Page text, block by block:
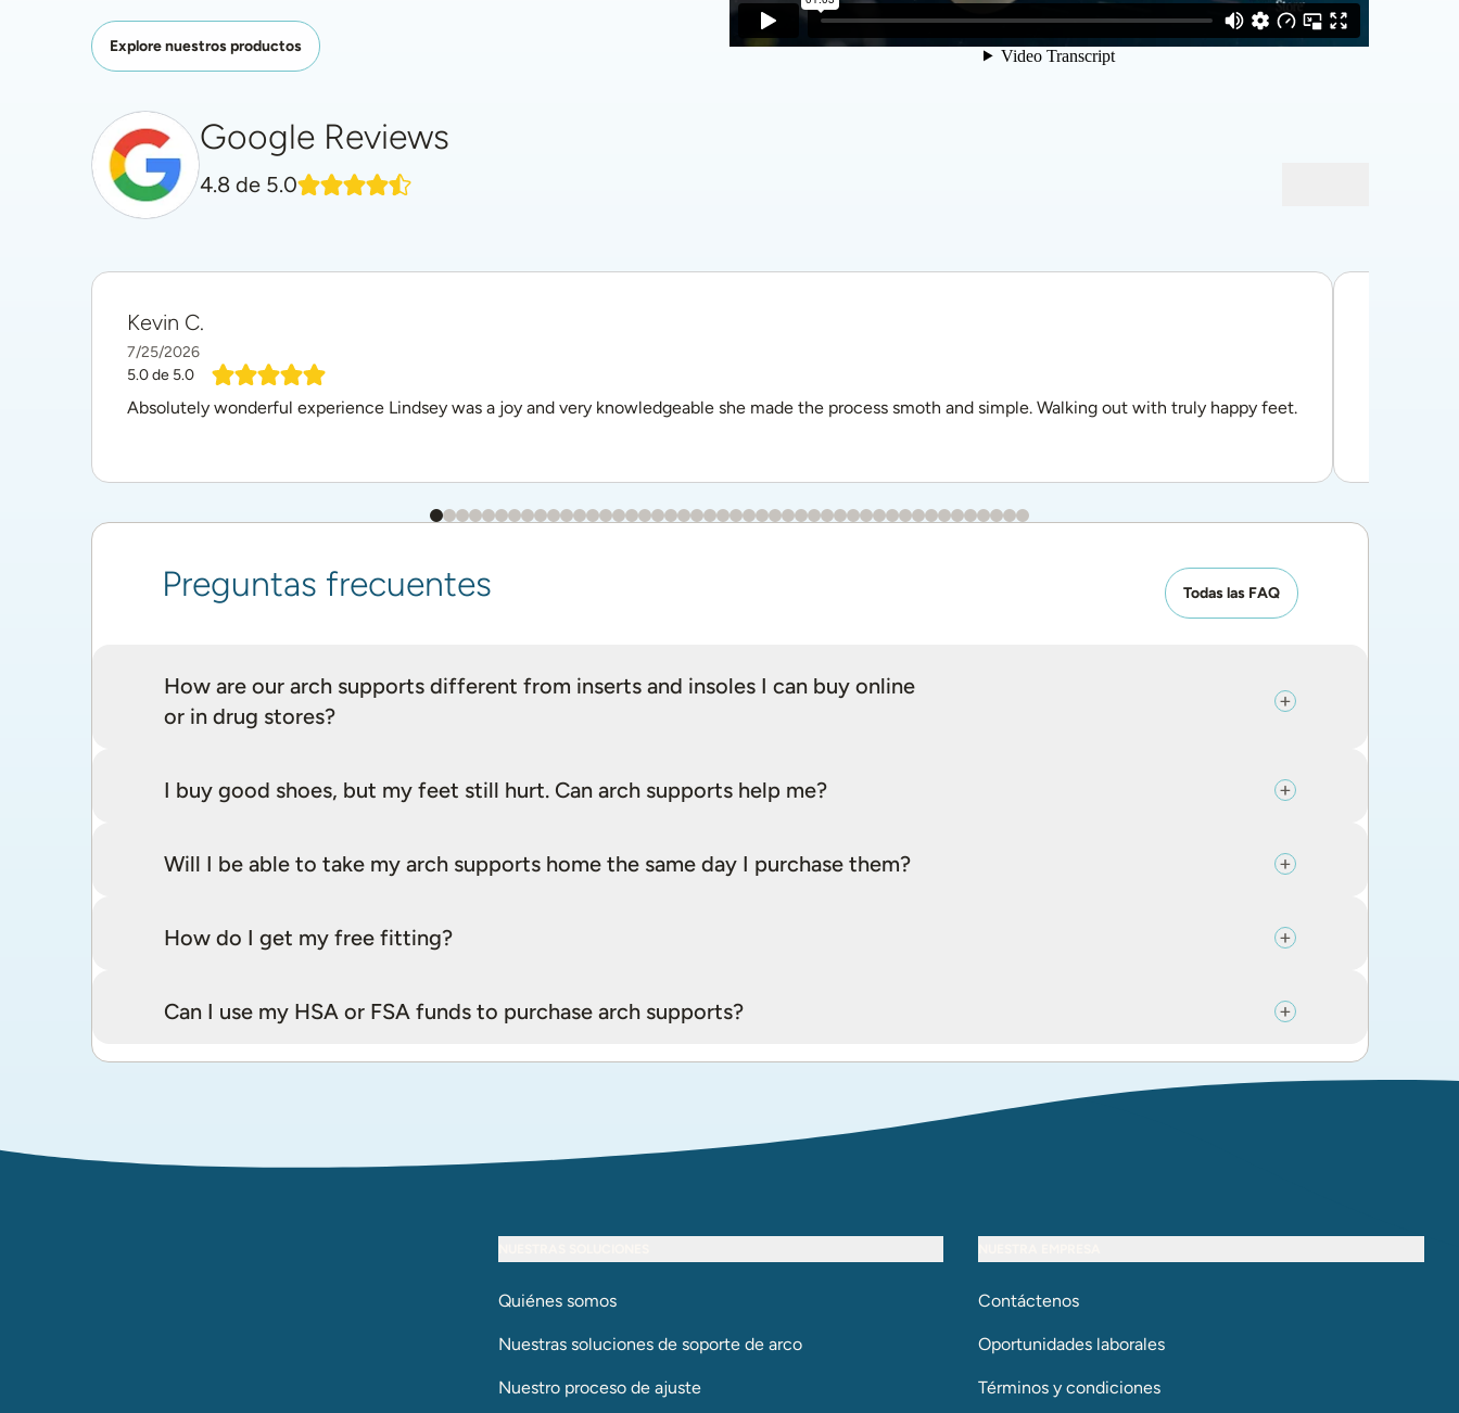
Explore nuestros productos
Google Reviews
4.8 de 5.0
Kevin C.
7/25/2026
5.0 de 5.0
Absolutely wonderful experience Lindsey was a joy and very knowledgeable she made the process smoth and simple. Walking out with truly happy feet.
Preguntas frecuentes Todas las FAQ
How are our arch supports different from inserts and insoles I can buy online
or in drug stores?
I buy good shoes, but my feet still hurt. Can arch supports help me?
Will I be able to take my arch supports home the same day I purchase them?
How do I get my free fitting?
Can I use my HSA or FSA funds to purchase arch supports?
Quiénes somos
Nuestras soluciones de soporte de arco​​​​​​​
Nuestro proceso de ajuste
Contáctenos
Oportunidades laborales
Términos y condiciones